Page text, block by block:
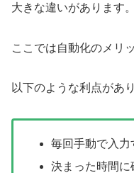
大きな違いがあります。
ここでは自動化のメリ
以下のような利点があ
毎回手動で入力
決まった時間に